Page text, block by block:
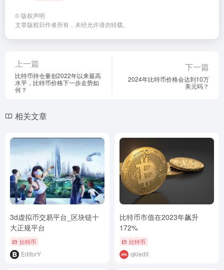
© 版权声明
文章版权归作者所有，未经允许请勿转载。
上一篇
比特币持仓量创2022年以来最高
水平，比特币价格下一步走势如
何？
下一篇
2024年比特币价格会达到10万
美元吗？
相关文章
3d虚拟币交易平台_区块链十
大正规平台
比特币
EditorY
比特币市值在2023年飙升
172%
比特币
qkledit